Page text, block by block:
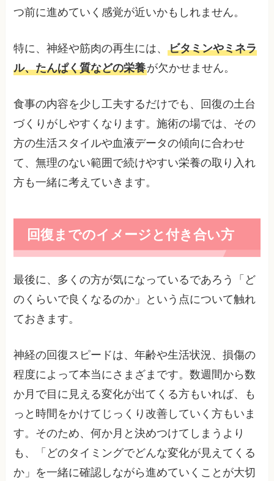
つ前に進めていく感覚が近いかもしれません。
特に、神経や筋肉の再生には、ビタミンやミネラ
ル、たんぱく質などの栄養が欠かせません。
食事の内容を少し工夫するだけでも、回復の土台
づくりがしやすくなります。施術の場では、その
方の生活スタイルや血液データの傾向に合わせ
て、無理のない範囲で続けやすい栄養の取り入れ
方も一緒に考えていきます。
回復までのイメージと付き合い方
最後に、多くの方が気になっているであろう「ど
のくらいで良くなるのか」という点について触れ
ておきます。
神経の回復スピードは、年齢や生活状況、損傷の
程度によって本当にさまざまです。数週間から数
か月で目に見える変化が出てくる方もいれば、も
っと時間をかけてじっくり改善していく方もいま
す。そのため、何か月と決めつけてしまうより
も、「どのタイミングでどんな変化が見えてくる
か」を一緒に確認しながら進めていくことが大切